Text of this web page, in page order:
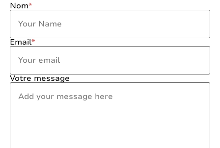
Nom*
Email*
Votre message